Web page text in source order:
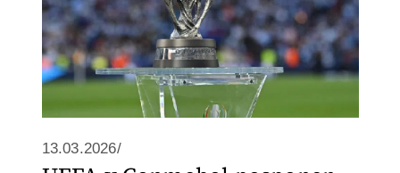
13.03.2026/